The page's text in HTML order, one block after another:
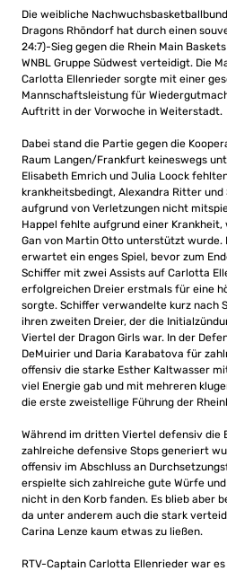
Die weibliche
Dragons Rhöndorf hat durch einen
24:7)-Sieg gegen die Rhein Main
WNBL Gruppe Südwest verteidigt. Die
Carlotta Ellenrieder sorgte mit einer
Mannschaftsleistung für
Auftritt in der Vorwoche in Weiterstadt.
Dabei stand die Partie gegen die
Raum Langen/Frankfurt keineswegs
Elisabeth Emrich und Julia Loock
krankheitsbedingt, Alexandra Ritter
aufgrund von Verletzungen nicht
Happel fehlte aufgrund einer
Gan von Martin Otto unterstützt wurde.
erwartet ein enges Spiel, bevor zum
Schiffer mit zwei Assists auf Carlotta
erfolgreichen Dreier erstmals für eine
sorgte. Schiffer verwandelte kurz nach
ihren zweiten Dreier, der die
Viertel der Dragon Girls war. In der
DeMuirier und Daria Karabatova für
offensiv die starke Esther Kaltwasser
viel Energie gab und mit mehreren
die erste zweistellige Führung der
Während im dritten Viertel defensiv die
zahlreiche defensive Stops generiert
offensiv im Abschluss an
erspielte sich zahlreiche gute Würfe
nicht in den Korb fanden. Es blieb aber
da unter anderem auch die stark
Carina Lenze kaum etwas zu ließen.
RTV-Captain Carlotta Ellenrieder war